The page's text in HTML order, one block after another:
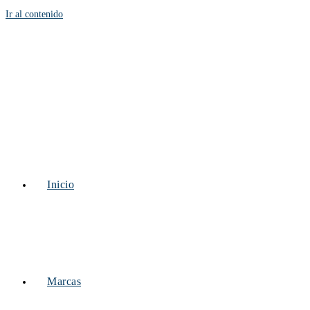
Ir al contenido
Inicio
Marcas